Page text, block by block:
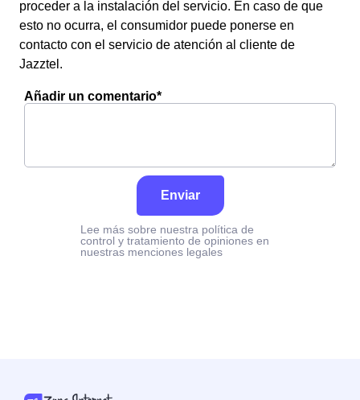
proceder a la instalación del servicio. En caso de que
esto no ocurra, el consumidor puede ponerse en
contacto con el servicio de atención al cliente de
Jazztel.
Añadir un comentario*
Enviar
Lee más sobre nuestra política de
control y tratamiento de opiniones en
nuestras menciones legales